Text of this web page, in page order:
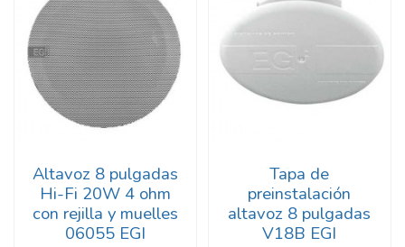
Altavoz 8 pulgadas
Hi-Fi 20W 4 ohm
con rejilla y muelles
06055 EGI
Tapa de
preinstalación
altavoz 8 pulgadas
V18B EGI